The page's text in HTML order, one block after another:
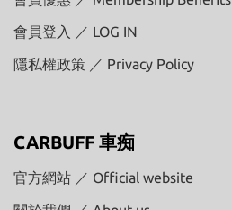
會員登入 ／ LOG IN
隱私權政策 ／ Privacy Policy
CARBUFF 車痴
官方網站 ／ Official website